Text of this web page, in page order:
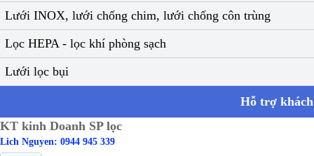
Lưới INOX, lưới chống chim, lưới chống côn trùng
Lọc HEPA - lọc khí phòng sạch
Lưới lọc bụi
Hỗ trợ
KT kinh Doanh SP lọc
Lich Nguyen: 0944 945 339